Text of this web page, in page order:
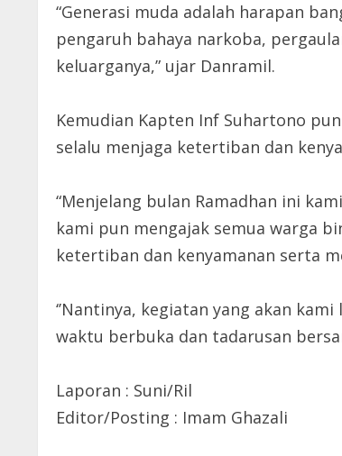
“Generasi muda adalah harapan
pengaruh bahaya narkoba,
keluarganya,” ujar Danramil.
Kemudian Kapten Inf Suhartono
selalu menjaga ketertiban dan
“Menjelang bulan Ramadhan ini
kami pun mengajak semua warga
ketertiban dan kenyamanan serta
‘’Nantinya, kegiatan yang akan
waktu berbuka dan tadarusan
Laporan : Suni/Ril
Editor/Posting : Imam Ghazali